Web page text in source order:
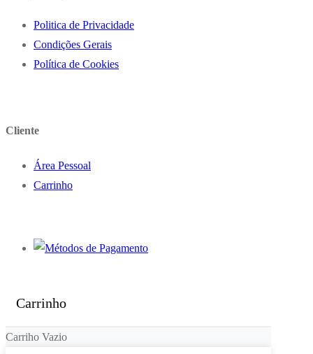
Politica de Privacidade
Condições Gerais
Política de Cookies
Cliente
Área Pessoal
Carrinho
Carrinho
Carriho Vazio